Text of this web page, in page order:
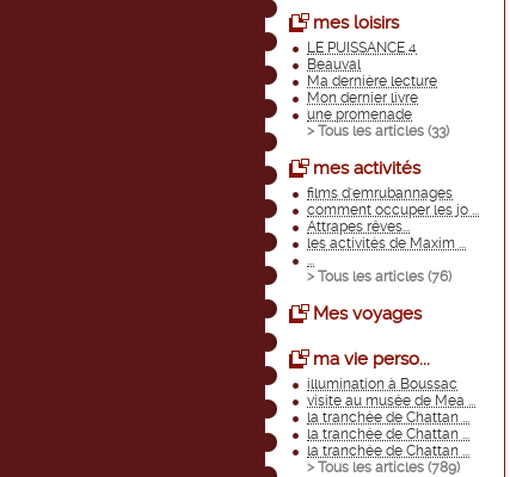
mes loisirs
LE PUISSANCE 4
Beauval
Ma dernière lecture
Mon dernier livre
une promenade
> Tous les articles (33)
mes activités
films d'emrubannages
comment occuper les jo ...
Attrapes rêves...
les activités de Maxim ...
...
> Tous les articles (76)
Mes voyages
ma vie perso...
illumination à Boussac
visite au musée de Mea ...
la tranchée de Chattan ...
la tranchée de Chattan ...
la tranchée de Chattan ...
> Tous les articles (789)